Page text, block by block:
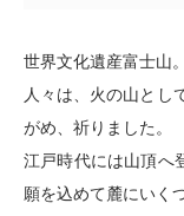
世界文化遺産富士山。
人々は、火の山とし
がめ、祈りました。
江戸時代には山頂へ
願を込めて麓にいく